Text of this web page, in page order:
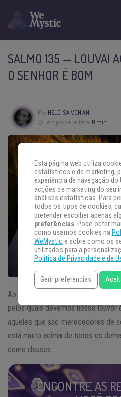
SALMO 135 — LOUVAI
O SENHOR É BOM
Por HELOÍSA VON AH
Tempo de leitura: 6 min
Ao longo do
135, veremos
pelos quais devemos nosso louvor
aqueles que são merecedores de
está muito acima de todos os
como deuses.
ENCONTRE AS
Esta página web utiliza
estatísticos e de marketing,
experiência de navegação
acções de marketing do seu
análises estatísticas. Para
todos os tipos de cookies,
pretender escolher apenas
preferências. Pode obter
como usamos cookies na
WeMystice sobre como os
utilizados para a
Política de Privacidade e de
Gerir preferências